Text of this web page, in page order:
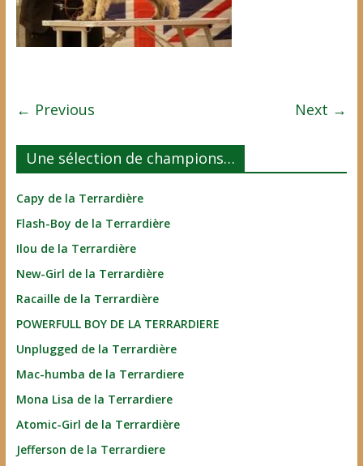
← Previous Next →
Une sélection de champions…
Capy de la Terrardière
Flash-Boy de la Terrardière
Ilou de la Terrardière
New-Girl de la Terrardière
Racaille de la Terrardière
POWERFULL BOY DE LA TERRARDIERE
Unplugged de la Terrardière
Mac-humba de la Terrardiere
Mona Lisa de la Terrardiere
Atomic-Girl de la Terrardière
Jefferson de la Terrardiere